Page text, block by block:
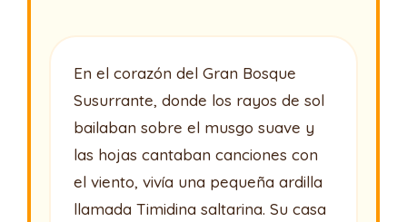
En el corazón del Gran Bosque
Susurrante, donde los rayos de sol
bailaban sobre el musgo suave y
las hojas cantaban canciones con
el viento, vivía una pequeña ardilla
llamada Timidina saltarina. Su casa